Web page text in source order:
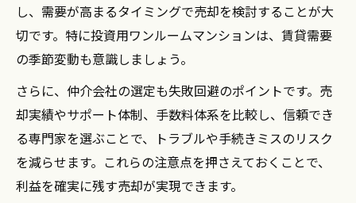
し、需要が高まるタイミングで売却を検討することが大
切です。特に投資用ワンルームマンションは、賃貸需要
の季節変動も意識しましょう。
さらに、仲介会社の選定も失敗回避のポイントです。売
却実績やサポート体制、手数料体系を比較し、信頼でき
る専門家を選ぶことで、トラブルや手続きミスのリスク
を減らせます。これらの注意点を押さえておくことで、
利益を確実に残す売却が実現できます。